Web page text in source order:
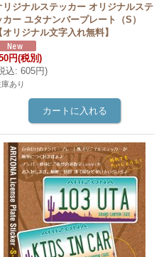
リジナルステッカー オリジナルステ
カー ユタナンバープレート（S）
オリジナル文字入れ無料】
円(税別)
込: 605円)
あり